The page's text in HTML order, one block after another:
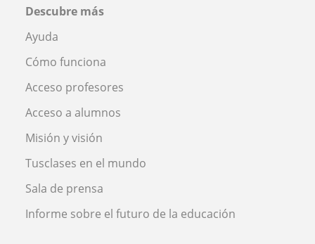
Descubre más
Ayuda
Cómo funciona
Acceso profesores
Acceso a alumnos
Misión y visión
Tusclases en el mundo
Sala de prensa
Informe sobre el futuro de la educación